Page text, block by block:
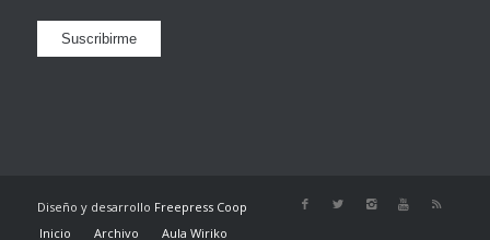
Suscribirme
Diseño y desarrollo Freepress Coop
Inicio
Archivo Aula Wiriko